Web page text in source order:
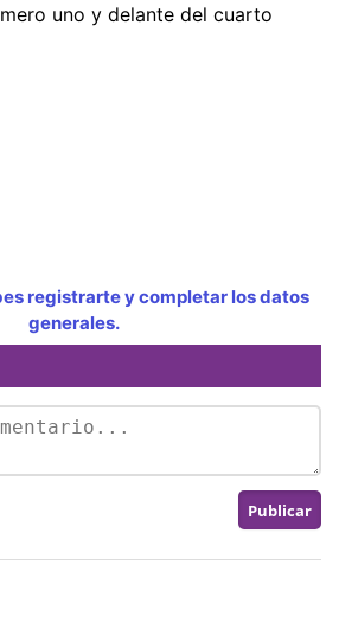
uno y delante del cuarto
registrarte y completar los datos
generales.